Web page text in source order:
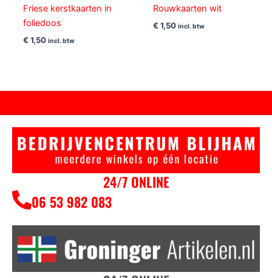
Friese kerstkaarten in
foliedoos
€ 1,50 incl. btw
Rouwkaarten wit
€ 1,50 incl. btw
24/7 ONLINE
06 53 982 083